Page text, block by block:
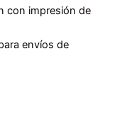
con impresión de
envíos de